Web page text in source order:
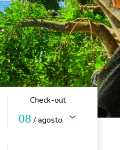
Check-out
08 / agosto